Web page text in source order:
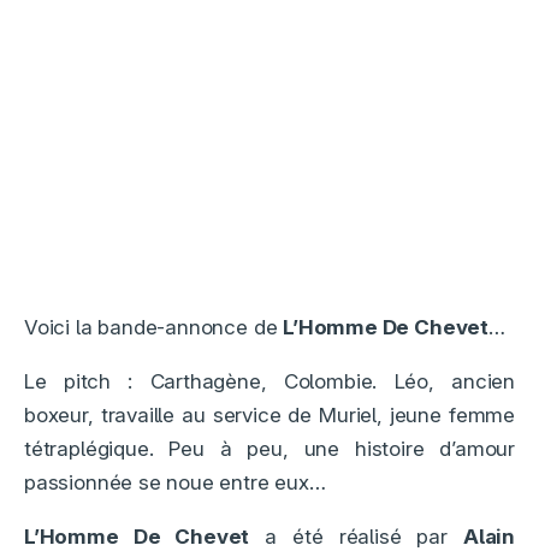
Voici la bande-annonce de L’Homme De Chevet…
Le pitch : Carthagène, Colombie. Léo, ancien
boxeur, travaille au service de Muriel, jeune femme
tétraplégique. Peu à peu, une histoire d’amour
passionnée se noue entre eux…
L’Homme De Chevet a été réalisé par Alain